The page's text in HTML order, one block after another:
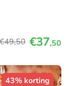
€49,50 €37,50
43% korting